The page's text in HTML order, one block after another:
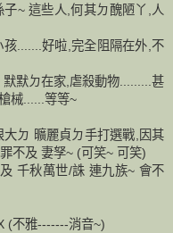
~ 這些人,何其ㄉ醜陋丫,人
.......好啦,完全阻隔在外,不
默ㄉ在家,虐殺動物.........甚
械......等等~
大ㄉ 曠麗貞ㄉ手打選戰,因其
不及 妻孥~ (可笑~ 可笑)
千秋萬世/誅 連九族~ 會不
(不雅-------消音~)